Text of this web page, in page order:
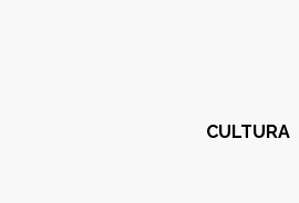
CULTURA